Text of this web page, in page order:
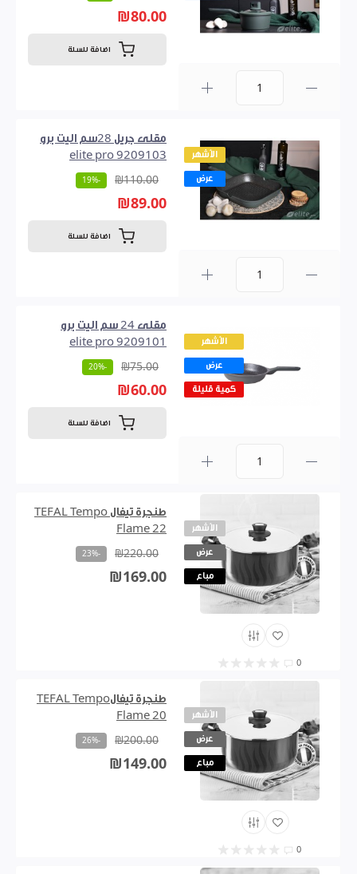
₪80.00
اضافة للسلة
الأشهر
عرض
مقلى جريل 28سم اليت برو
9209103 elite pro
₪110.00
-19%
₪89.00
اضافة للسلة
الأشهر
عرض
كمية قليلة
مقلى 24 سم اليت برو
9209101 elite pro
₪75.00
-20%
₪60.00
اضافة للسلة
الأشهر
عرض
مباع
0
طنجرة تيفال TEFAL Tempo
Flame 22
₪220.00
-23%
₪169.00
الأشهر
عرض
مباع
0
طنجرة تيفالTEFAL Tempo
Flame 20
₪200.00
-26%
₪149.00